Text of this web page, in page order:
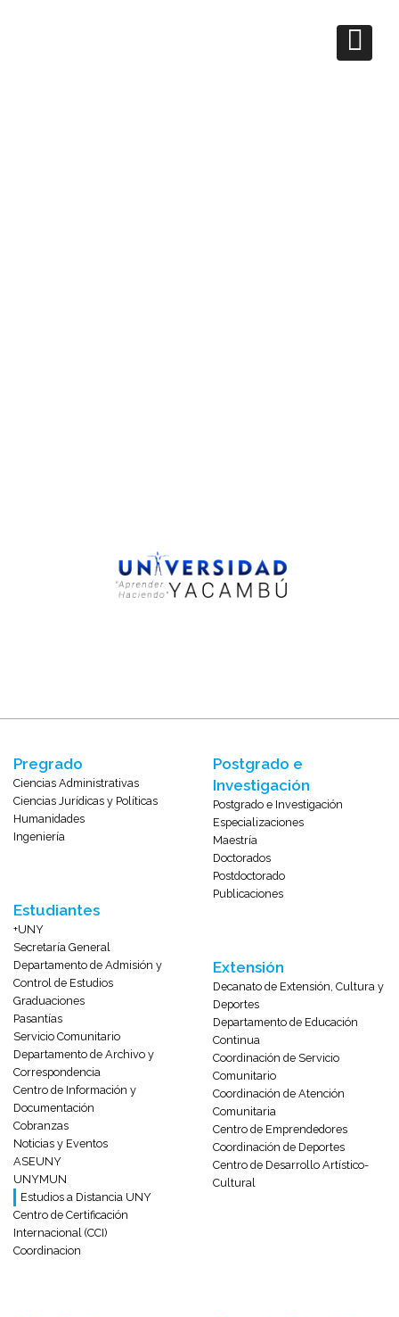
Pregrado
Ciencias Administrativas
Ciencias Jurídicas y Políticas
Humanidades
Ingeniería
Estudiantes
+UNY
Secretaría General
Departamento de Admisión y
Control de Estudios
Graduaciones
Pasantías
Servicio Comunitario
Departamento de Archivo y
Correspondencia
Centro de Información y
Documentación
Cobranzas
Noticias y Eventos
ASEUNY
UNYMUN
Estudios a Distancia UNY
Centro de Certificación
Internacional (CCI)
Coordinacion
Postgrado e
Investigación
Postgrado e Investigación
Especializaciones
Maestría
Doctorados
Postdoctorado
Publicaciones
Extensión
Decanato de Extensión, Cultura y
Deportes
Departamento de Educación
Continua
Coordinación de Servicio
Comunitario
Coordinación de Atención
Comunitaria
Centro de Emprendedores
Coordinación de Deportes
Centro de Desarrollo Artístico-
Cultural